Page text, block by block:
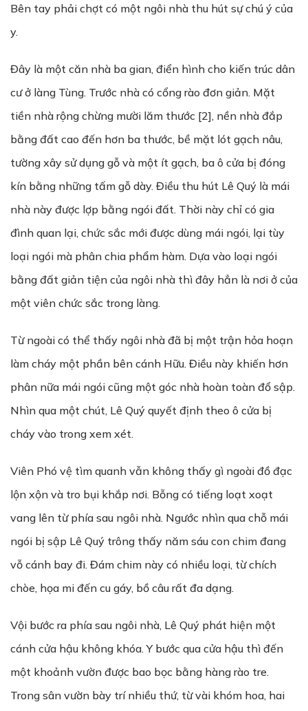
Bên tay phải chợt có một ngôi nhà thu hút sự chú ý của
y.
Đây là một căn nhà ba gian, điển hình cho kiến trúc dân
cư ở làng Tùng. Trước nhà có cổng rào đơn giản. Mặt
tiền nhà rộng chừng mười lăm thước [2], nền nhà đắp
bằng đất cao đến hơn ba thước, bề mặt lót gạch nâu,
tường xây sử dụng gỗ và một ít gạch, ba ô cửa bị đóng
kín bằng những tấm gỗ dày. Điều thu hút Lê Quý là mái
nhà này được lợp bằng ngói đất. Thời này chỉ có gia
đình quan lại, chức sắc mới được dùng mái ngói, lại tùy
loại ngói mà phân chia phẩm hàm. Dựa vào loại ngói
bằng đất giản tiện của ngôi nhà thì đây hẳn là nơi ở của
một viên chức sắc trong làng.
Từ ngoài có thể thấy ngôi nhà đã bị một trận hỏa hoạn
làm cháy một phần bên cánh Hữu. Điều này khiến hơn
phân nữa mái ngói cũng một góc nhà hoàn toàn đổ sập.
Nhìn qua một chút, Lê Quý quyết định theo ô cửa bị
cháy vào trong xem xét.
Viên Phó vệ tìm quanh vẫn không thấy gì ngoài đồ đạc
lộn xộn và tro bụi khắp nơi. Bỗng có tiếng loạt xoạt
vang lên từ phía sau ngôi nhà. Ngước nhìn qua chỗ mái
ngói bị sập Lê Quý trông thấy năm sáu con chim đang
vỗ cánh bay đi. Đám chim này có nhiều loại, từ chích
chòe, họa mi đến cu gáy, bồ câu rất đa dạng.
Vội bước ra phía sau ngôi nhà, Lê Quý phát hiện một
cánh cửa hậu không khóa. Y bước qua cửa hậu thì đến
một khoảnh vườn được bao bọc bằng hàng rào tre.
Trong sân vườn bày trí nhiều thứ, từ vài khóm hoa, hai